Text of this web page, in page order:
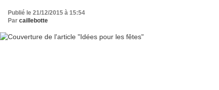
Publié le 21/12/2015 à 15:54
Par caillebotte